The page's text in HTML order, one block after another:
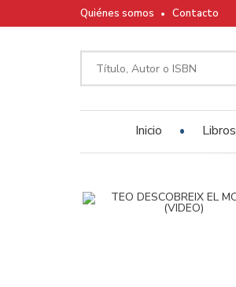
Quiénes somos Contacto
Inicio Libros